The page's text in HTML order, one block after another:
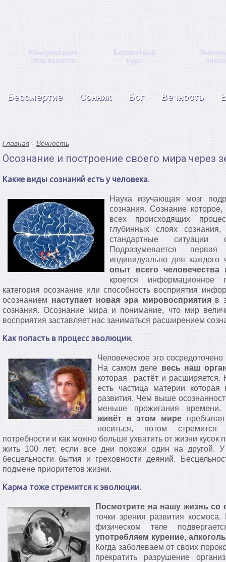
Консультация
специалиста
Бесплатный
курс
чисел
Бессмертие Сонник Бог Вечность
Главная Вечность
Осознание и построение своего мира через
Какие виды сознаний есть у человека.
Наука изучающая мозг
сознания. Сознание
всех происходящих
глубинных слоях
стандартные
Подразумевается
индивидуально для каждого
опыт всего человечестваи
кроется
категория осознание или способность восприятия
осознанием наступает новая эра мировосприятияв
сознания. Осознание мира и понимание, что мир
восприятия заставляет нас заниматься расширением
Как попасть в процесс эволюции.
Человеческое эго
На самом деле весь наш
которая растёт и расширяется.
есть частица материи
развития. Чем выше
меньше прожигания
живёт в этом мире
носиться, потом стремится
потребности и как можно больше ухватить от жизни кусок
жить 100 лет, если все дни похожи один на другой.
бесцельности бытия и греховности деяний.
подмене приоритетов жизни.
Карма тоже стремится к эволюции.
Посмотрите на нашу жизнь
точки зрения развития
физическом теле
употребляем курение,
Когда заболеваем от своих
прекратить разрушение